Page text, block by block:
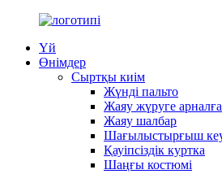
Үй
Өнімдер
Сыртқы киім
Жүнді пальто
Жаяу жүруге
Жаяу шалбар
Шағылыстырғыш
Қауіпсіздік куртка
Шаңғы костюмі